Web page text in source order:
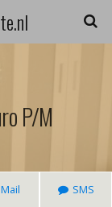
P/m
Mail SMS